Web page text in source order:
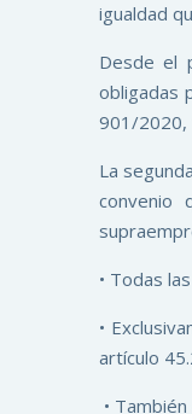
igualdad
Desde el
obligadas
901/2020,
La
convenio
• Todas
•
artículo
•